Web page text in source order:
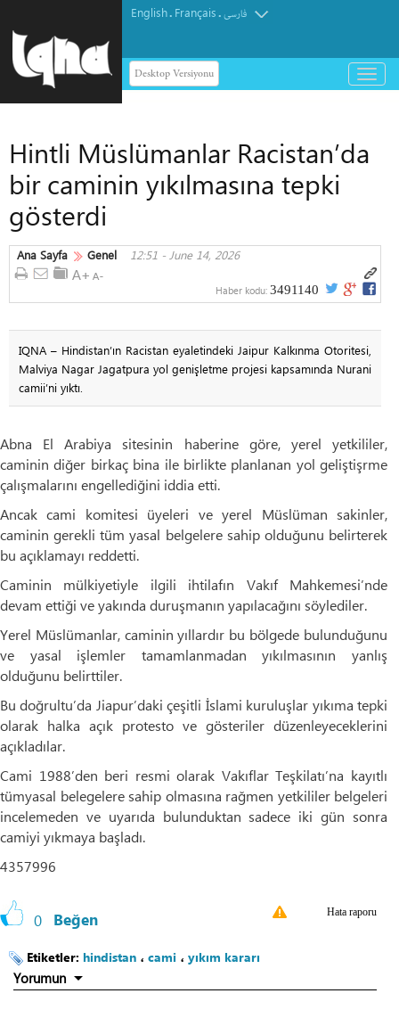
English. Français.فارسی
Desktop Versiyonu
باز
و
منوHintli Müslümanlar Racistan’da
bir caminin yıkılmasına tepki
gösterdi
Ana Sayfa Genel 12:51 - June 14, 2026
Haber kodu: 3491140
IQNA – Hindistan’ın Racistan eyaletindeki Jaipur Kalkınma Otoritesi,
Malviya Nagar Jagatpura yol genişletme projesi kapsamında Nurani
camii’ni yıktı.
Abna El Arabiya sitesinin haberine göre, yerel yetkililer,
caminin diğer birkaç bina ile birlikte planlanan yol geliştişrme
çalışmalarını engellediğini iddia etti.
Ancak cami komitesi üyeleri ve yerel Müslüman sakinler,
caminin gerekli tüm yasal belgelere sahip olduğunu belirterek
bu açıklamayı reddetti.
Caminin mülkiyetiyle ilgili ihtilafın Vakıf Mahkemesi’nde
devam ettiği ve yakında duruşmanın yapılacağını söylediler.
Yerel Müslümanlar, caminin yıllardır bu bölgede bulunduğunu
ve yasal işlemler tamamlanmadan yıkılmasının yanlış
olduğunu belirttiler.
Bu doğrultu’da Jiapur’daki çeşitli İslami kuruluşlar yıkıma tepki
olarak halka açık protesto ve gösteriler düzenleyeceklerini
açıkladılar.
Cami 1988’den beri resmi olarak Vakıflar Teşkilatı’na kayıtlı
tümyasal belegelere sahip olmasına rağmen yetkililer belgeleri
incelemeden ve uyarıda bulunduktan sadece iki gün sonra
camiyi yıkmaya başladı.
4357996
0 Beğen Hata raporu
Etiketler: hindistan ، cami ، yıkım kararı
Yorumun